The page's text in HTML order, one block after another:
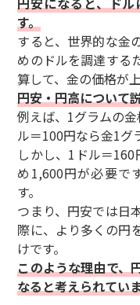
す。
すると、世界的な金
めのドルを調達する
算して、金の価格が
円安・円高について
例えば、1グラムの
ル＝100円なら金1グ
しかし、1ドル＝
め1,600円が必要で
す。
つまり、円安では日
際に、より多くの円
けです。
このような理由で、
なると考えられてい